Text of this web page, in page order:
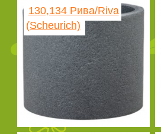
130,134 Рива/Riva
(Scheurich)